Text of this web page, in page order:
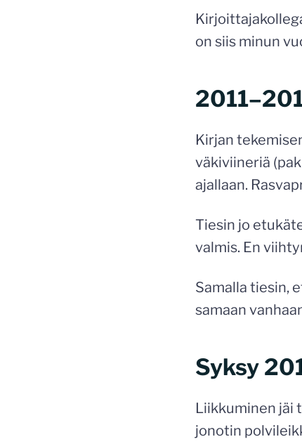
on siis minun
Kirjan
väkiviineriä
ajallaan.
Tiesin jo
valmis. En
Samalla tiesin,
samaan
Syksy
Liikkuminen jäi
jonotin